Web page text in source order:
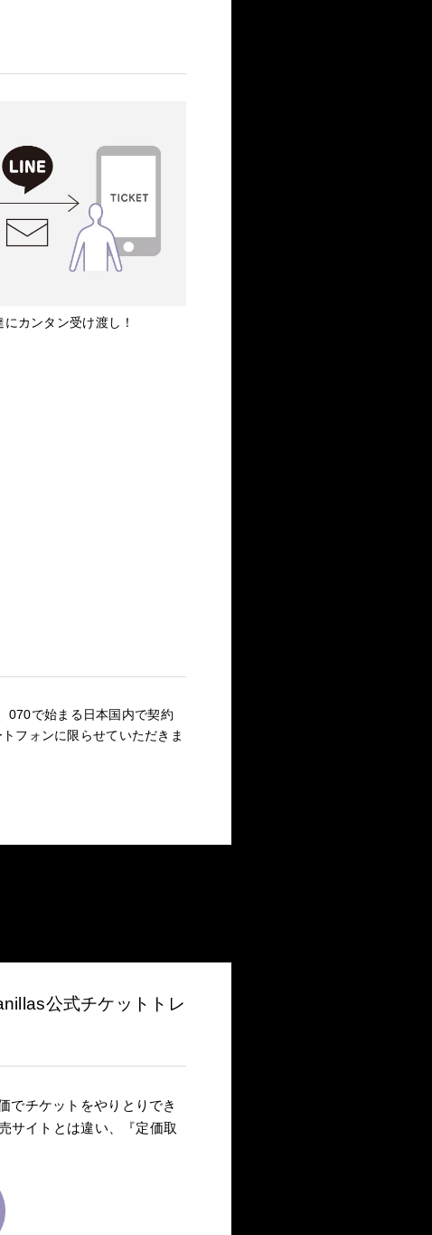
カンタン受け渡し！
070で始まる日本国内で契約
フォンに限らせていただきま
公式チケットトレ
でチケットをやりとりでき
サイトとは違い、『定価取